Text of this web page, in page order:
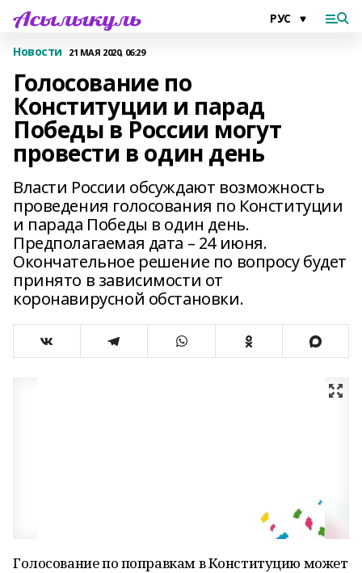
Новости 21 МАЯ 2020, 06:29
Голосование по
Конституции и парад
Победы в России могут
провести в один день
Власти России обсуждают возможность
проведения голосования по Конституции
и парада Победы в один день.
Предполагаемая дата – 24 июня.
Окончательное решение по вопросу будет
принято в зависимости от
коронавирусной обстановки.
Голосование по поправкам в Конституцию может